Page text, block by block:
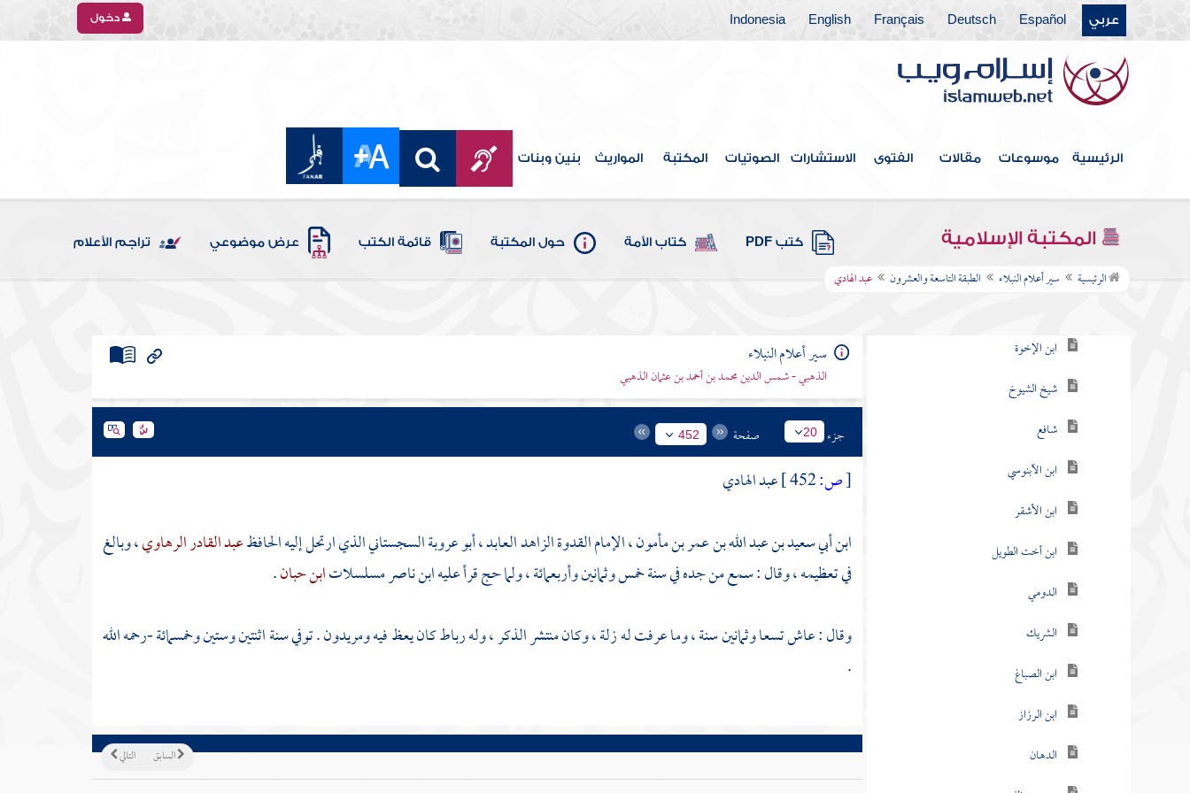
عربي Español
Deutsch
Français
English
Indonesia دخول
الرئيسية موسوعات مقالات الفتوى الاستشارات الصوتيات المكتبة المواريث بنين وبنات
المكتبة الإسلامية كتب PDF كتاب الأمة حول المكتبة قائمة الكتب عرض موضوعي تراجم الأعلام
الرئيسية سير أعلام النبلاء الطبقة التاسعة والعشرون عبد الهادي
الطبقة الثالثة والعشرون
الطبقة الرابعة والعشرون
الطبقة الخامسة والعشرون
الطبقة السادسة والعشرون
الطبقة السابعة والعشرون
الطبقة الثامنة والعشرون
الطبقة التاسعة والعشرون
ابن الإخوة
شيخ الشيوخ
شافع
ابن الآبنوسي
ابن الأشقر
ابن أخت الطويل
الدومي
الشريك
ابن الصباغ
ابن الرزاز
الدهان
سير أعلام النبلاء
الذهبي - شمس الدين محمد بن أحمد بن عثمان الذهبي
جزء 20 صفحة 452
[ص:
عبد الهادي
ابن أبي سعيد بن عبد الله بن عمر بن مأمون ، الإمام القدوة الزاهد العابد ، أبو عروبة السجستاني الذي ارتحل إليه الحافظعبد القادر الرهاوي، وبالغ
في تعظيمه ، وقال : سمع من جده في سنة خمس وثمانين وأربعمائة ، ولما حج قرأ عليهابن ناصرمسلسلاتابن حبان.
وقال : عاش تسعا وثمانين سنة ، وما عرفت له زلة ، وكان منتشر الذكر ، وله رباط كان يعظ فيه ومريدون . توفي سنة اثنتين وستين وخمسمائة -رحمه الله
.
التالي السابق